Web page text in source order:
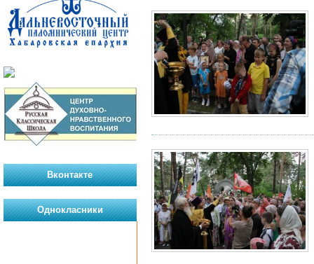
Вконтакте
Однокласники